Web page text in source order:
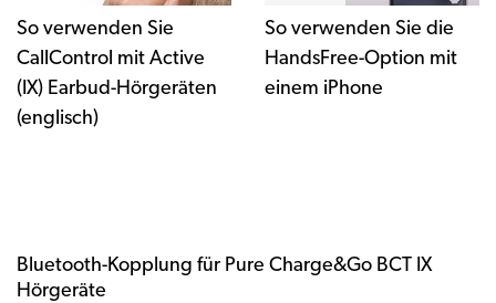
So verwenden Sie
CallControl mit Active
(IX) Earbud-Hörgeräten
(englisch)
So verwenden Sie die
HandsFree-Option mit
einem iPhone
Bluetooth-Kopplung für Pure Charge&Go BCT IX
Hörgeräte